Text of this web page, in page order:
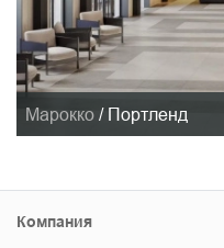
Марокко / Портленд
Компания